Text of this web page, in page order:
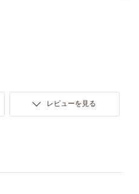
レビューを見る